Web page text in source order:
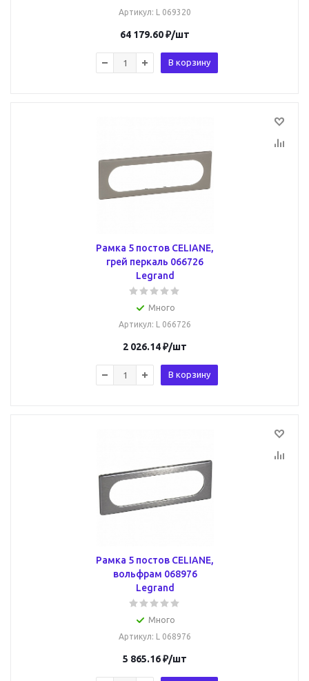
Артикул: L 069320
64 179.60₽/шт
В корзину
Рамка 5 постов CELIANE,
грей перкаль 066726
Legrand
Много
Артикул: L 066726
2 026.14₽/шт
В корзину
Рамка 5 постов CELIANE,
вольфрам 068976
Legrand
Много
Артикул: L 068976
5 865.16₽/шт